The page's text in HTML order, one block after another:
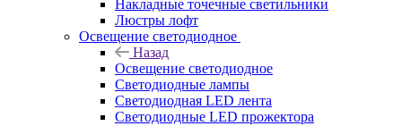
Накладные точечные светильники
Люстры лофт
Освещение светодиодное
Назад
Освещение светодиодное
Светодиодные лампы
Светодиодная LED лента
Светодиодные LED прожектора